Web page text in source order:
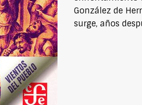
González de
surge, años